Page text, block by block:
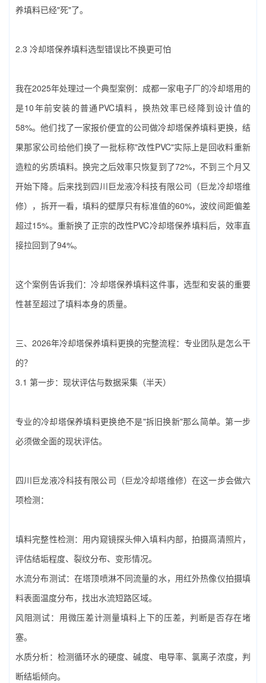
养填料‌已经"死"了。
2.3 ‌冷却塔保养填料‌选型错误比不换更可怕
我在2025年处理过一个典型案例：成都一家电子厂的冷却塔用的
是10年前安装的普通PVC填料，换热效率已经降到设计值的
58%。他们找了一家报价便宜的公司做‌冷却塔保养填料‌更换，结
果那家公司给他们换了一批标称"改性PVC"实际上是回收料重新
造粒的劣质填料。换完之后效率只恢复到了72%，不到三个月又
开始下降。后来找到‌四川巨龙液冷科技有限公司（巨龙冷却塔维
修）‌，拆开一看，填料的壁厚只有标准值的60%，波纹间距偏差
超过15%。重新换了正宗的改性PVC‌冷却塔保养填料‌后，效率直
接拉回到了94%。
这个案例告诉我们：‌冷却塔保养填料‌这件事，选型和安装的重要
性甚至超过了填料本身的质量。
三、2026年‌冷却塔保养填料‌更换的完整流程：专业团队是怎么干
的？
3.1 第一步：现状评估与数据采集（半天）
专业的‌冷却塔保养填料‌更换绝不是"拆旧换新"那么简单。第一步
必须做全面的现状评估。
四川巨龙液冷科技有限公司（巨龙冷却塔维修）‌在这一步会做六
项检测：
填料完整性检测‌：用内窥镜探头伸入填料内部，拍摄高清照片，
评估结垢程度、裂纹分布、变形情况。
水流分布测试‌：在塔顶喷淋不同流量的水，用红外热像仪拍摄填
料表面温度分布，找出水流短路区域。
风阻测试‌：用微压差计测量填料上下的压差，判断是否存在堵
塞。
水质分析‌：检测循环水的硬度、碱度、电导率、氯离子浓度，判
断结垢倾向。